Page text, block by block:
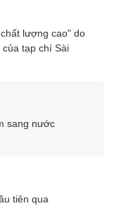
lượng cao" do
tạp chí Sài
sang nước
tiên qua